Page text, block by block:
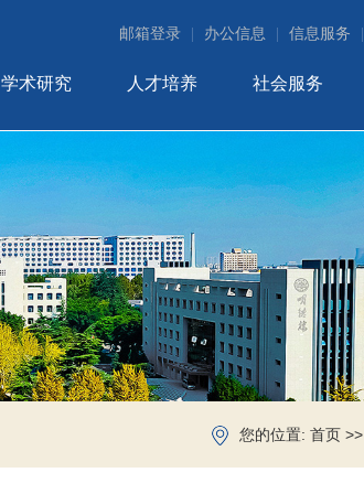
邮箱登录 办公信息 信息服务
学术研究 人才培养 社会服务
您的位置: 首页 >>